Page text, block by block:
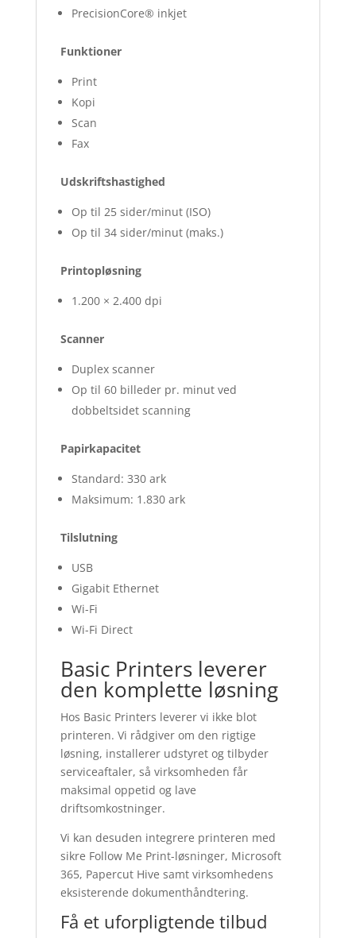
PrecisionCore® inkjet
Funktioner
Print
Kopi
Scan
Fax
Udskriftshastighed
Op til 25 sider/minut (ISO)
Op til 34 sider/minut (maks.)
Printopløsning
1.200 × 2.400 dpi
Scanner
Duplex scanner
Op til 60 billeder pr. minut ved
dobbeltsidet scanning
Papirkapacitet
Standard: 330 ark
Maksimum: 1.830 ark
Tilslutning
USB
Gigabit Ethernet
Wi-Fi
Wi-Fi Direct
Basic Printers leverer
den komplette løsning
Hos Basic Printers leverer vi ikke blot
printeren. Vi rådgiver om den rigtige
løsning, installerer udstyret og tilbyder
serviceaftaler, så virksomheden får
maksimal oppetid og lave
driftsomkostninger.
Vi kan desuden integrere printeren med
sikre Follow Me Print-løsninger, Microsoft
365, Papercut Hive samt virksomhedens
eksisterende dokumenthåndtering.
Få et uforpligtende tilbud